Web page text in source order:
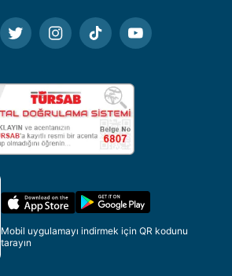
Mobil uygulamayı indirmek için QR kodunu
tarayın